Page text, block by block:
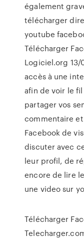
également
télécharger
youtube
Télécharger
Logiciel.org 13/
accès à une
afin de voir le fil
partager vos
commentaire
Facebook de
discuter avec
leur profil, de
encore de lire
une video sur
Télécharger